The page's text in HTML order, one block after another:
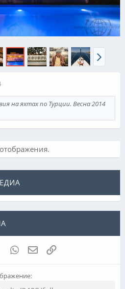
на яхтах по Турции. Весна 2014
TumblrWhatsAppЭлектронная почта
Ссылка